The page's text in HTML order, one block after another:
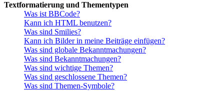
Textformatierung und Thementypen
Was ist BBCode?
Kann ich HTML benutzen?
Was sind Smilies?
Kann ich Bilder in meine Beiträge einfügen?
Was sind globale Bekanntmachungen?
Was sind Bekanntmachungen?
Was sind wichtige Themen?
Was sind geschlossene Themen?
Was sind Themen-Symbole?